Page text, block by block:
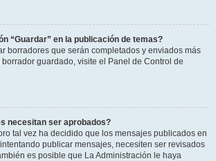
“Guardar” en la publicación de temas?
borradores que serán completados y enviados más
guardado, visite el Panel de Control de
necesitan ser aprobados?
tal vez ha decidido que los mensajes publicados en
publicar mensajes, necesiten ser revisados
es posible que La Administración le haya